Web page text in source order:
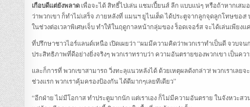
เกือบดีแต่ยังพลาด เพื่อจะได้ สิทธิ์ไปเล่น แชมเปี้ยนส์ ลีก แบบแน่ๆ หรือถ้าหากเส
ว่าพวกเขา ก็ทำไม่เสร็จ ภายหลังที่ แมนฯ ยูไนเต็ด ได้ประตูจากลูกจุดลูกโทษขอ
ในช่วงต่อเวลาพิเศษเจ็บ ทำให้ในฤดูกาลหน้ากลุ่มของ ร็อดเจอร์ส จะได้เล่นเพียงแ
ที่ปรึกษาชาวไอร์แลนด์เหนือ เปิดเผยว่า “ผมมีความคิดว่าพวกเราทำเป็นดี จวบ
ประสิทธิภาพที่ดีอย่างยิ่งจริงๆ พวกเราทราบว่า ความอันตรายของพวกเขา เป็นควา
และก็การที่ พวกเขาสามารถ วิ่งทะลุแนวหลังได้ ด้วยเหตุผลดังกล่าว! พวกเราเล
ช่วงแรก พวกเราคุ้มครองป้องกัน ได้ดีมากๆเลยทีเดียว”
“อีกฝ่าย ไม่มีโอกาส ทำประตูมากนัก แต่เราเอง ก็ไม่มีความอันตราย ในจังหวะส